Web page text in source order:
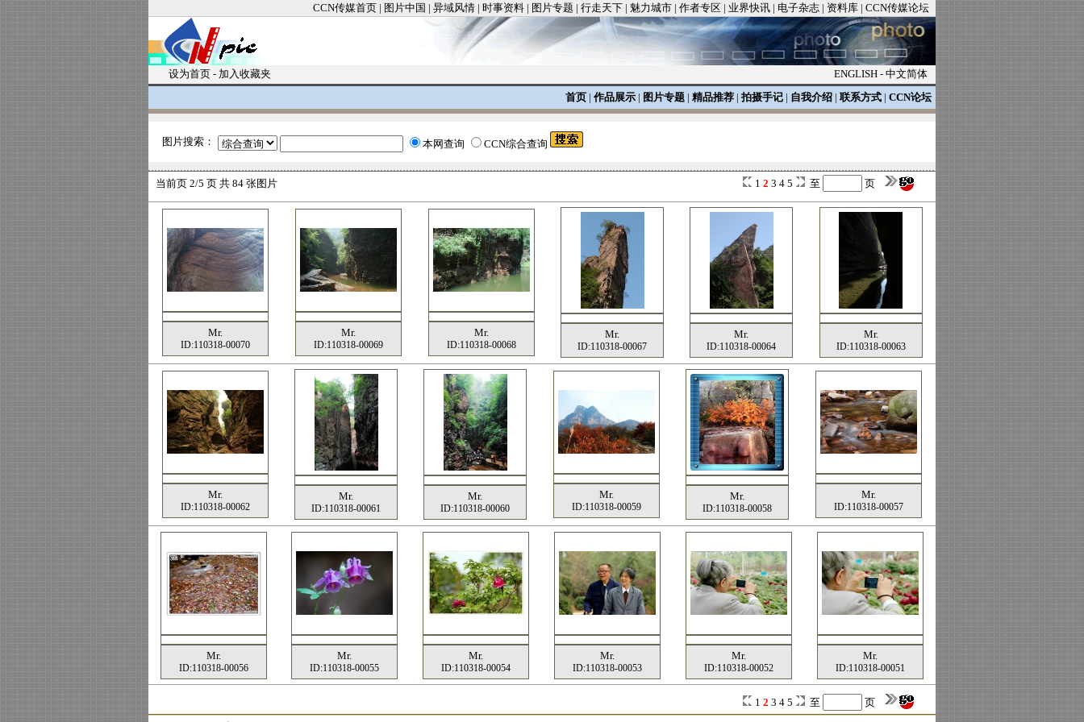
CCN传媒首页 | 图片中国 | 异域风情 | 时事资料 | 图片专题 | 行走天下 | 魅力城市 | 作者专区 | 业界快讯 | 电子杂志 | 资料库 | CCN传媒论坛
设为首页 - 加入收藏夹 ENGLISH - 中文简体
首页 | 作品展示 | 图片专题 | 精品推荐 | 拍摄手记 | 自我介绍 | 联系方式 | CCN论坛
图片搜索： 本网查询 CCN综合查询
当前页 2/5 页 共 84 张图片 1 2 3 4 5 至 页
Mr.
ID:110318-00070
Mr.
ID:110318-00069
Mr.
ID:110318-00068
Mr.
ID:110318-00067
Mr.
ID:110318-00064
Mr.
ID:110318-00063
Mr.
ID:110318-00062
Mr.
ID:110318-00061
Mr.
ID:110318-00060
Mr.
ID:110318-00059
Mr.
ID:110318-00058
Mr.
ID:110318-00057
Mr.
ID:110318-00056
Mr.
ID:110318-00055
Mr.
ID:110318-00054
Mr.
ID:110318-00053
Mr.
ID:110318-00052
Mr.
ID:110318-00051
1 2 3 4 5 至 页